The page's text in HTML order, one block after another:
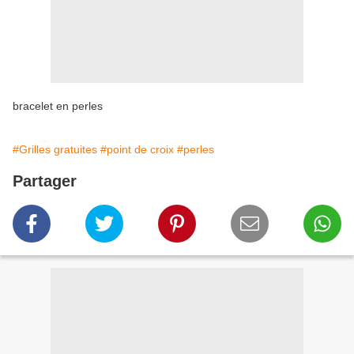
bracelet en perles
#Grilles gratuites #point de croix #perles
Partager